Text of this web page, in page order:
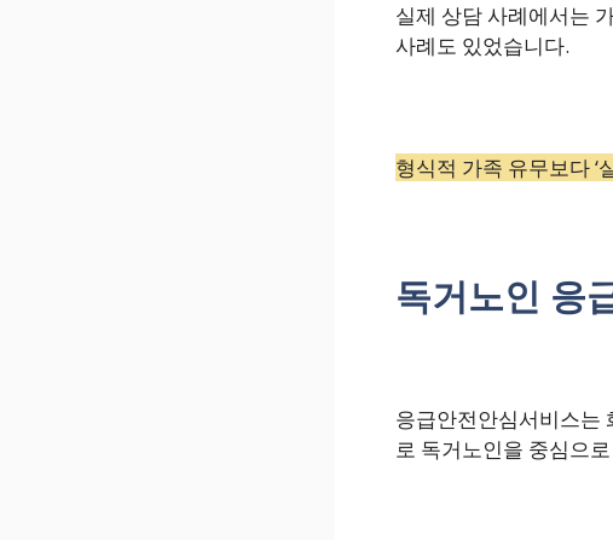
실제 상담 사례에서는
사례도 있었습니다.
형식적 가족 유무보다 ‘
독거노인 응
응급안전안심서비스는
로 독거노인을 중심으